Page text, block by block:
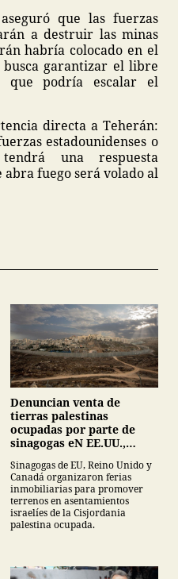
que las fuerzas
a destruir las minas
habría colocado en el
busca garantizar el libre
que podría escalar el
directa a Teherán:
estadounidenses o
una respuesta
fuego será volado al
Denuncian venta de
tierras palestinas
ocupadas por parte de
sinagogas eN EE.UU.,
Sinagogas de EU, Reino Unido y
Canadá organizaron ferias
inmobiliarias para promover
terrenos en asentamientos
israelíes de la Cisjordania
palestina ocupada.